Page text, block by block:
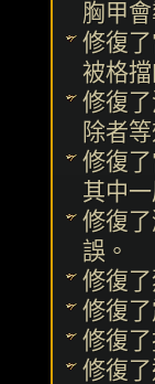
胸甲
修復
被格
修復
除者
修復
其中
修復
誤。
修復
修復
修復
修復